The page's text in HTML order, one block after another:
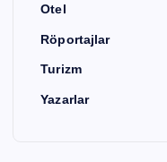
Otel
Röportajlar
Turizm
Yazarlar